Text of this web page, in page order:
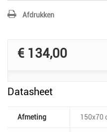
Afdrukken
€ 134,00
Datasheet
Afmeting 150x70